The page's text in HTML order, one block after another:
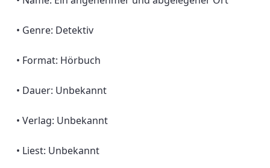
• Genre: Detektiv
• Format: Hörbuch
• Dauer: Unbekannt
• Verlag: Unbekannt
• Liest: Unbekannt